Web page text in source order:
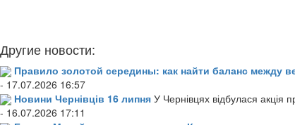
Другие новости:
Правило золотой середины: как найти баланс между
- 17.07.2026 16:57
Новини Чернівців 16 липня У Чернівцях відбулася акція
- 16.07.2026 17:11